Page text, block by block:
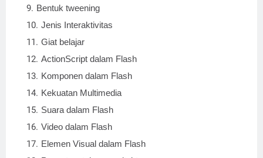
Bentuk tweening
Jenis Interaktivitas
Giat belajar
ActionScript dalam Flash
Komponen dalam Flash
Kekuatan Multimedia
Suara dalam Flash
Video dalam Flash
Elemen Visual dalam Flash